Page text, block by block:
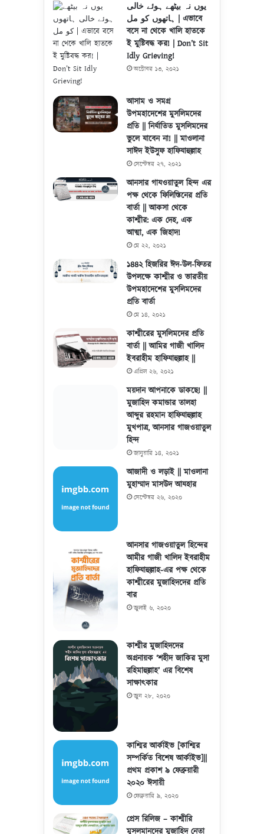
یوں نہ بیٹھے ہوئے خالی
ہاتھوں کو مل | এভাবে
বসে না থেকে খালি হাতকে
ই মুষ্টিবদ্ধ কর! | Don’t Sit
Idly Grieving!
অক্টোবর ১৩, ২০২১
আসাম ও সমগ্র
উপমহাদেশের মুসলিমদের
প্রতি || নির্যাতিত মুসলিমদের
ভুলে যাবেন না! || মাওলানা
সাঈদ ইউসুফ হাফিযাহুল্লাহ
সেপ্টেম্বর ২৭, ২০২১
আনসার গাযওয়াতুল হিন্দ এর
পক্ষ থেকে ফিলিস্তিনের প্রতি
বার্তা || আকসা থেকে
কাশ্মীর: এক দেহ, এক
আত্মা, এক জিহাদ!
মে ২২, ২০২১
১৪৪২ হিজরির ঈদ-উল-ফিতর
উপলক্ষে কাশ্মীর ও ভারতীয়
উপমহাদেশের মুসলিমদের
প্রতি বার্তা
মে ১৪, ২০২১
কাশ্মীরের মুসলিমদের প্রতি
বার্তা || আমির গাজী খালিদ
ইবরাহীম হাফিযাহুল্লাহ ||
এপ্রিল ২৬, ২০২১
ময়দান আপনাকে ডাকছে! ||
মুজাহিদ কমান্ডার তালহা
আব্দুর রহমান হাফিযাহুল্লাহ
মুখপাত্র, আনসার গাজওয়াতুল
হিন্দ
জানুয়ারি ১৪, ২০২১
আজাদী ও লড়াই || মাওলানা
মুহাম্মাদ মাসউদ আযহার
সেপ্টেম্বর ২৬, ২০২০
আনসার গাজওয়াতুল হিন্দের
আমীর গাজী খালিদ ইবরাহীম
হাফিযাহুল্লাহ-এর পক্ষ থেকে
কাশ্মীরের মুজাহিদদের প্রতি
বার
জুলাই ৬, ২০২০
কাশ্মীর মুজাহিদদের
অগ্রনায়ক ‘শহীদ জাকির মুসা
রহিমাহুল্লাহ’ এর বিশেষ
সাক্ষাৎকার
জুন ২৮, ২০২০
কাশ্মির আর্কাইভ [কাশ্মির
সম্পর্কিত বিশেষ আর্কাইভ]||
প্রথম প্রকাশ ৯ ফেব্রুয়ারী
২০২০ ঈসায়ী
ফেব্রুয়ারি ৯, ২০২০
প্রেস রিলিজ – কাশ্মীরি